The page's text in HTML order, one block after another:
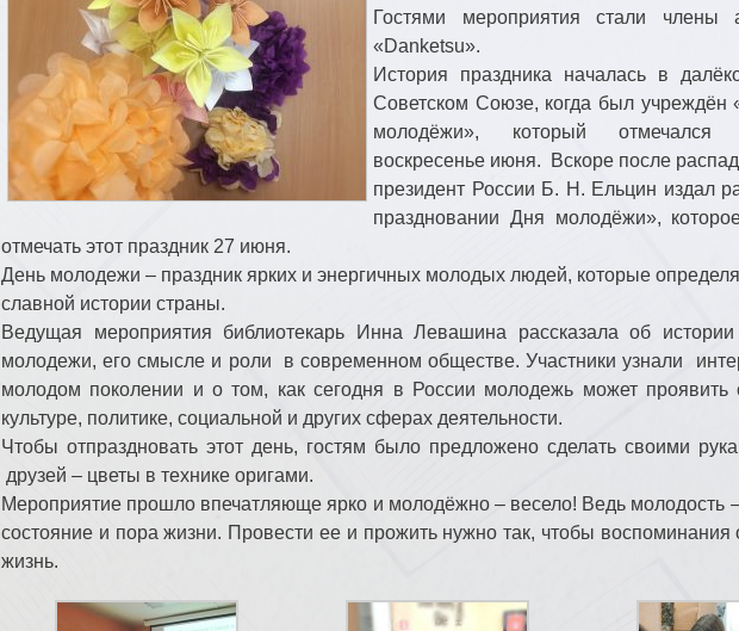
Гостями мероприятия стали члены
«Danketsu».
История праздника началась в
Советском Союзе, когда был учреждён
молодёжи», который
воскресенье июня. Вскоре после
президент России Б. Н. Ельцин издал
праздновании Дня молодёжи»,
отмечать этот праздник 27 июня.
День молодежи – праздник ярких и энергичных молодых людей, которые
славной истории страны.
Ведущая мероприятия библиотекарь Инна Левашина рассказала об
молодежи, его смысле и роли в современном обществе. Участники узнали
молодом поколении и о том, как сегодня в России молодежь может проявить
культуре, политике, социальной и других сферах деятельности.
Чтобы отпраздновать этот день, гостям было предложено сделать своими
друзей – цветы в технике оригами.
Мероприятие прошло впечатляюще ярко и молодёжно – весело! Ведь молодость
состояние и пора жизни. Провести ее и прожить нужно так, чтобы воспоминания
жизнь.